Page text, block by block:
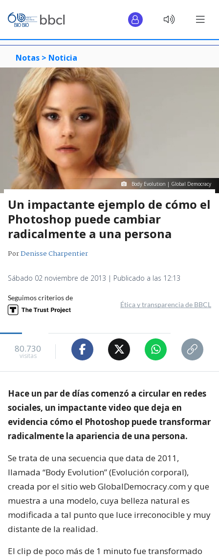
Notas > Noticia
Body Evolution | Global Democracy
Un impactante ejemplo de cómo el
Photoshop puede cambiar
radicalmente a una persona
PorDenisse Charpentier
Sábado 02 noviembre de 2013 | Publicado a las 12:13
Seguimos criterios de
Ética y transparencia de BBCL
80.730
visitas
Hace un par de días comenzó a circular en redes
sociales, un impactante video que deja en
evidencia cómo el Photoshop puede transformar
radicalmente la apariencia de una persona.
Se trata de una secuencia que data de 2011,
llamada “Body Evolution” (Evolución corporal),
creada por el sitio web GlobalDemocracy.com y que
muestra a una modelo, cuya belleza natural es
modificada a tal punto que luce irreconocible y muy
distante de la realidad.
El clip de poco más de 1 minuto fue transformado